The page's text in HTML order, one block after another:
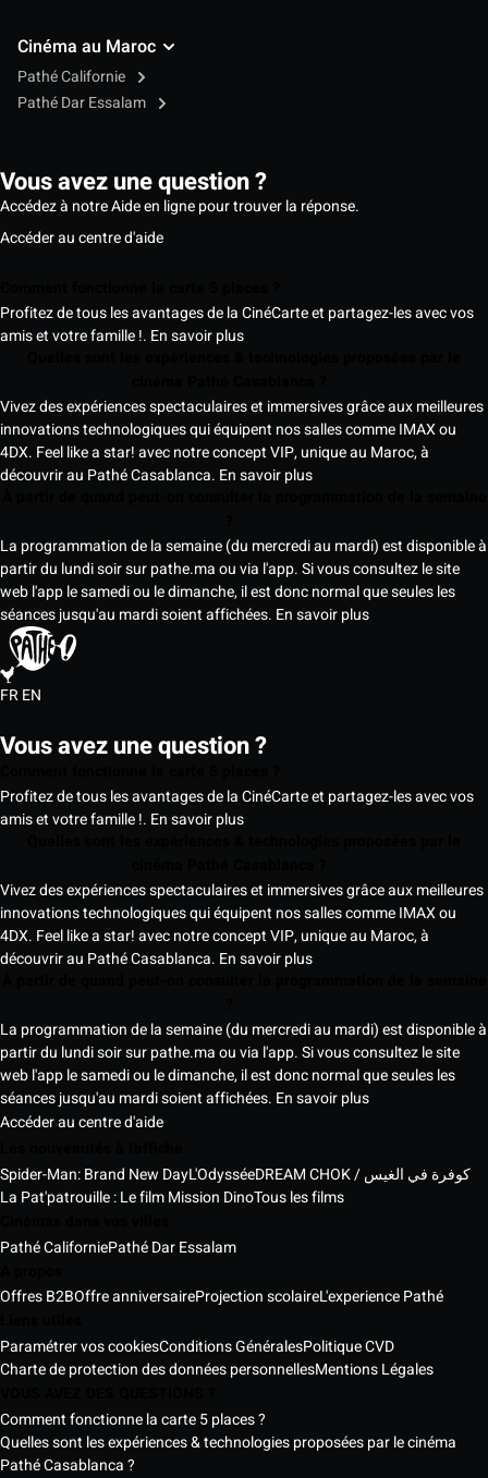
Cinéma au Maroc
Pathé Californie
Pathé Dar Essalam
Vous avez une question ?
Accédez à notre Aide en ligne pour trouver la réponse.
Accéder au centre d'aide
Profitez de tous les avantages de la CinéCarte et partagez-les avec vos
amis et votre famille !. En savoir plus
Vivez des expériences spectaculaires et immersives grâce aux meilleures
innovations technologiques qui équipent nos salles comme IMAX ou
4DX. Feel like a star! avec notre concept VIP, unique au Maroc, à
découvrir au Pathé Casablanca. En savoir plus
La programmation de la semaine (du mercredi au mardi) est disponible à
partir du lundi soir sur pathe.ma ou via l'app. Si vous consultez le site
web l'app le samedi ou le dimanche, il est donc normal que seules les
séances jusqu'au mardi soient affichées. En savoir plus
FREN
Vous avez une question ?
Profitez de tous les avantages de la CinéCarte et partagez-les avec vos
amis et votre famille !. En savoir plus
Vivez des expériences spectaculaires et immersives grâce aux meilleures
innovations technologiques qui équipent nos salles comme IMAX ou
4DX. Feel like a star! avec notre concept VIP, unique au Maroc, à
découvrir au Pathé Casablanca. En savoir plus
La programmation de la semaine (du mercredi au mardi) est disponible à
partir du lundi soir sur pathe.ma ou via l'app. Si vous consultez le site
web l'app le samedi ou le dimanche, il est donc normal que seules les
séances jusqu'au mardi soient affichées. En savoir plus
Accéder au centre d'aide
Spider-Man: Brand New DayL'Odyssée
DREAM CHOK / كوفرة في الغيس
La Pat'patrouille : Le film Mission DinoTous les films
Pathé CaliforniePathé Dar Essalam
Offres B2BOffre anniversaireProjection scolaireL'experience Pathé
Paramétrer vos cookiesConditions GénéralesPolitique CVD
Charte de protection des données personnellesMentions Légales
Comment fonctionne la carte 5 places ?
Quelles sont les expériences & technologies proposées par le cinéma
Pathé Casablanca ?